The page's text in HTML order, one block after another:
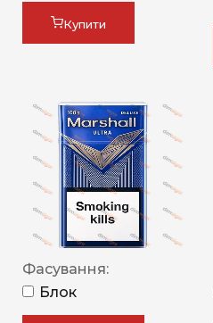
Купити
Фасування:
Блок